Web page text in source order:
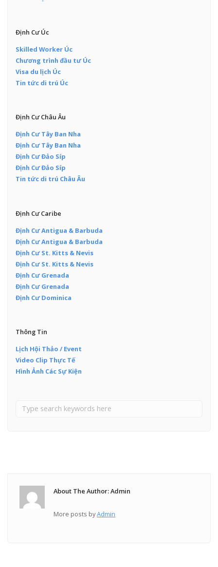
Định Cư Úc
Skilled Worker Úc
Chương trình đầu tư Úc
Visa du lịch Úc
Tin tức di trú Úc
Định Cư Châu Âu
Định Cư Tây Ban Nha
Định Cư Tây Ban Nha
Định Cư Đảo Síp
Định Cư Đảo Síp
Tin tức di trú Châu Âu
Định Cư Caribe
Định Cư Antigua & Barbuda
Định Cư Antigua & Barbuda
Định Cư St. Kitts & Nevis
Định Cư St. Kitts & Nevis
Định Cư Grenada
Định Cư Grenada
Định Cư Dominica
Thông Tin
Lịch Hội Thảo / Event
Video Clip Thực Tế
Hình Ảnh Các Sự Kiện
About The Author: Admin
More posts byAdmin